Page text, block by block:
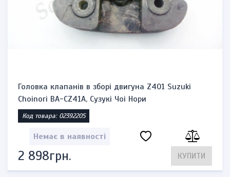
Головка клапанів в зборі двигуна Z401 Suzuki
Choinori BA-CZ41A, Сузукі Чоі Нори
Код товара: 02392205
Немає в наявності
2 898грн. КУПИТИ